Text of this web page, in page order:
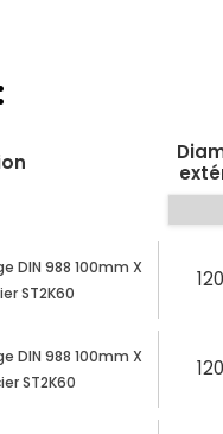
DIN 988 100mm X
ST2K60
DIN 988 100mm X
ST2K60